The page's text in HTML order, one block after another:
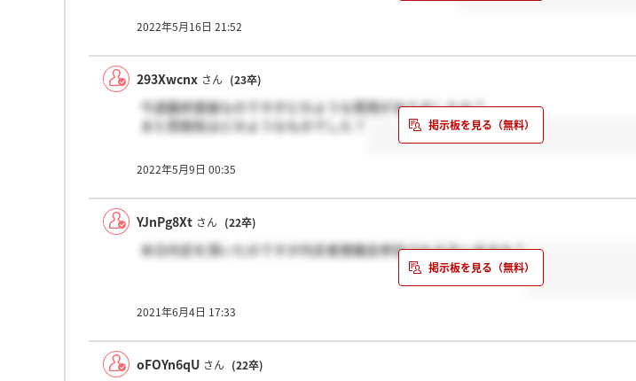
2022年5月16日 21:52
293Xwcnx さん (23卒)
今週最終面接なのですがどのような質問がありましたか？
また雰囲気はどのようなものでした？
2022年5月9日 00:35
YJnPg8Xt さん (22卒)
本日内定を頂いたのですが内定者懇親会参加される方いますか？
2021年6月4日 17:33
oFOYn6qU さん (22卒)